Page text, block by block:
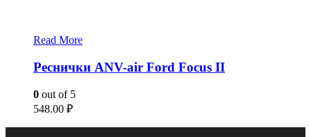
Read More
Реснички ANV-air Ford Focus II
0 out of 5
548.00 ₽